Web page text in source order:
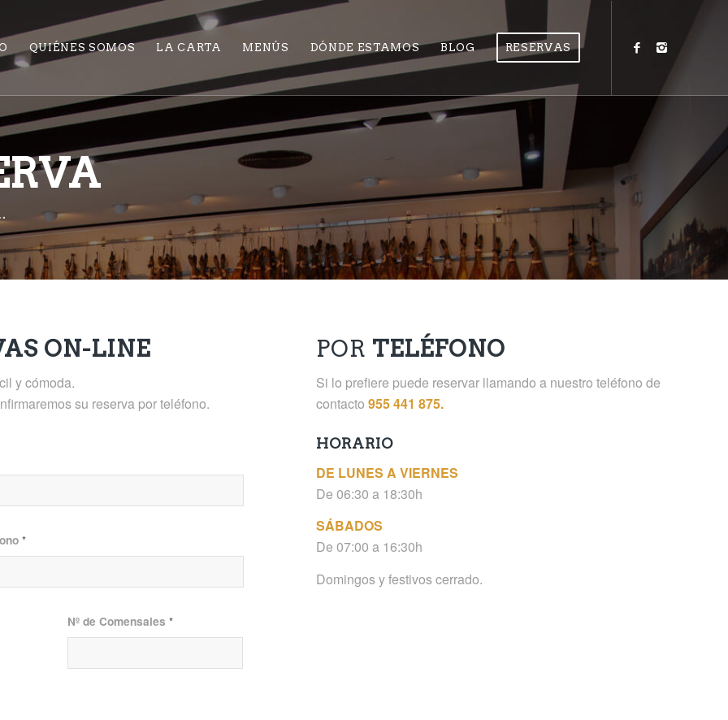
QUIÉNES SOMOS LA CARTA MENÚS DÓNDE ESTAMOS BLOG RESERVAS
ON-LINE
y cómoda.
su reserva por teléfono.
*
Nº de Comensales *
POR TELÉFONO
Si lo prefiere puede reservar llamando a nuestro teléfono de
contacto 955 441 875.
HORARIO
DE LUNES A VIERNES
De 06:30 a 18:30h
SÁBADOS
De 07:00 a 16:30h
Domingos y festivos cerrado.